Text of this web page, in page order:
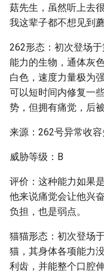
菇先生，虽然听上去
我这辈子都不想见到
262形态：初次登场
能力的生物，通体灰
白色，速度力量极为
可以短时间内修复一
势，但拥有痛觉，后
来源：262号异常收
威胁等级：B
评价：这种能力如果
他来说痛觉会让他兴
负担，也是弱点。
猫猫形态：初次登场
猫，其身体各项能力
利齿，并能整个口腔